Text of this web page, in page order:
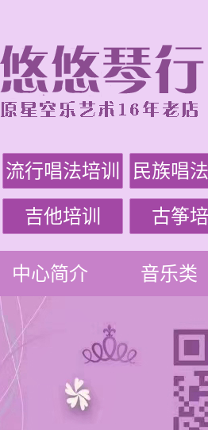
流行唱法培训 民族唱法
吉他培训 古筝培
中心简介 音乐类